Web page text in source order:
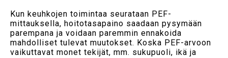
Kun keuhkojen toimintaa seurataan PEF-
mittauksella, hoitotasapaino saadaan pysymään
parempana ja voidaan paremmin ennakoida
mahdolliset tulevat muutokset. Koska PEF-arvoon
vaikuttavat monet tekijät, mm. sukupuoli, ikä ja